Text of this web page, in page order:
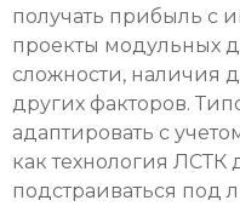
получать прибыль с
проекты модульных
сложности, наличия
других факторов.
адаптировать с
как технология ЛСТК
подстраиваться под